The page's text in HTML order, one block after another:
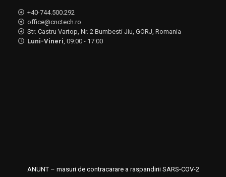
+40-744.500.292
office@cnctech.ro
Str. Castru Vartop, Nr. 2 Bumbesti Jiu, GORJ, Romania
Luni-Vineri, 09:00 - 17:00
ANUNT – masuri de contracarare a raspandirii SARS-COV-2